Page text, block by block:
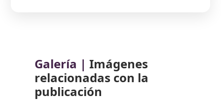
Galería | Imágenes
relacionadas con la
publicación